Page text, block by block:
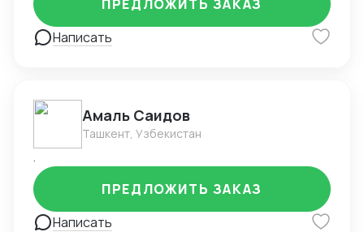
взаимодействия с китайскими поставщиками. Свою
работу я выполняю ответственно и качественно, с
учетом индивидуальных потребностей каждого
Написать
ПРЕДЛОЖИТЬ ЗАКАЗ
Амаль Саидов
Ташкент, Узбекистан
.
Написать
ПРЕДЛОЖИТЬ ЗАКАЗ